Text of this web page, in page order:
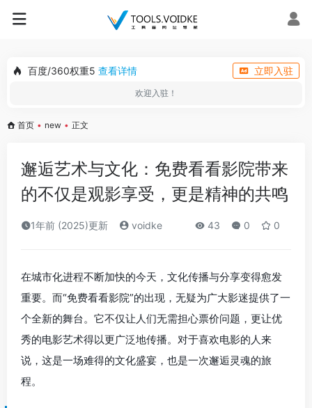
百度/360权重5 查看详情 立即入驻
欢迎入驻！
首页 • new • 正文
邂逅艺术与文化：免费看看影院带来
的不仅是观影享受，更是精神的共鸣
1年前 (2025)更新 voidke 43 0 0
在城市化进程不断加快的今天，文化传播与分享变得愈发
重要。而“免费看看影院”的出现，无疑为广大影迷提供了一
个全新的舞台。它不仅让人们无需担心票价问题，更让优
秀的电影艺术得以更广泛地传播。对于喜欢电影的人来
说，这是一场难得的文化盛宴，也是一次邂逅灵魂的旅
程。